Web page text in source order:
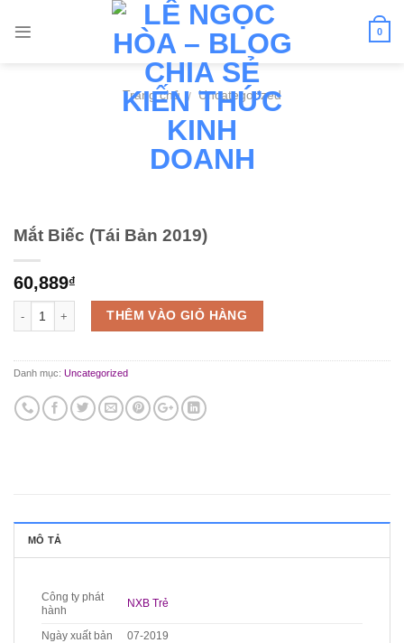
0
Trang chủ / Uncategorized
Mắt Biếc (Tái Bản 2019)
60,889₫
THÊM VÀO GIỎ HÀNG
Danh mục: Uncategorized
MÔ TẢ
Công ty phát
hành
NXB Trẻ
Ngày xuất bản
07-2019